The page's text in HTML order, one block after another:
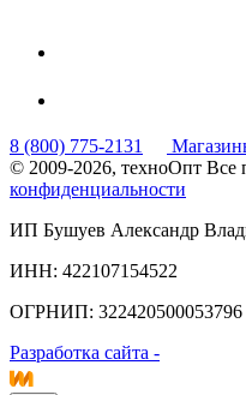
8 (800) 775-2131
© 2009-2026, техноОпт Все
конфиденциальности
ИП Бушуев Александр
ИНН: 422107154522
ОГРНИП: 322420500053796
Разработка сайта -